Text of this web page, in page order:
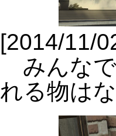
[2014/11/
みんなで
れる物は